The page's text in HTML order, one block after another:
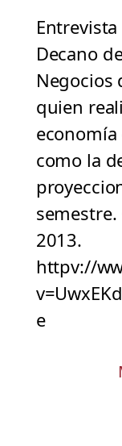
Decano
Negocios
quien
como la
2013.
httpv://
e